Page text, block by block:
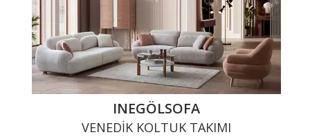
INEGÖLSOFA
VENEDIK KOLTUK TAKIMI